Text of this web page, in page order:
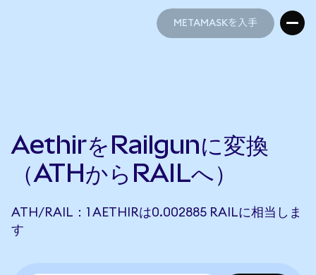
METAMASKを入手
AethirをRailgunに変換
（ATHからRAILへ）
ATH/RAIL：1 AETHIRは0.002885 RAILに相当しま
す